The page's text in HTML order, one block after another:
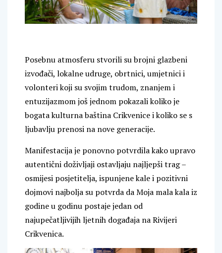
Posebnu atmosferu stvorili su brojni glazbeni
izvođači, lokalne udruge, obrtnici, umjetnici i
volonteri koji su svojim trudom, znanjem i
entuzijazmom još jednom pokazali koliko je
bogata kulturna baština Crikvenice i koliko se s
ljubavlju prenosi na nove generacije.
Manifestacija je ponovno potvrdila kako upravo
autentični doživljaji ostavljaju najljepši trag –
osmijesi posjetitelja, ispunjene kale i pozitivni
dojmovi najbolja su potvrda da Moja mala kala iz
godine u godinu postaje jedan od
najupečatljivijih ljetnih događaja na Rivijeri
Crikvenica.